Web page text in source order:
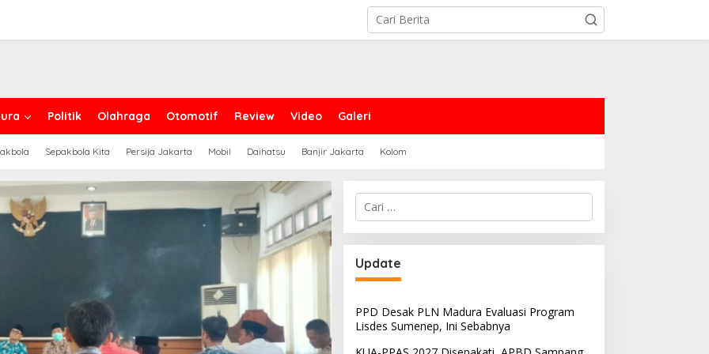
Politik Olahraga Otomotif Review Video Galeri
Sepakbola Kita Persija Jakarta Mobil Daihatsu Banjir Jakarta Kolom
Cari
untuk:
Update
PPD Desak PLN Madura Evaluasi Program
Lisdes Sumenep, Ini Sebabnya